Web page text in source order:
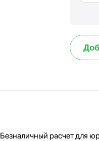
Безналичный расчет для